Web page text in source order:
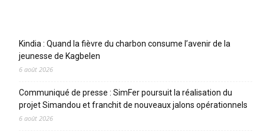
Kindia : Quand la fièvre du charbon consume l’avenir de la
jeunesse de Kagbelen
6 août 2026
Communiqué de presse : SimFer poursuit la réalisation du
projet Simandou et franchit de nouveaux jalons opérationnels
6 août 2026